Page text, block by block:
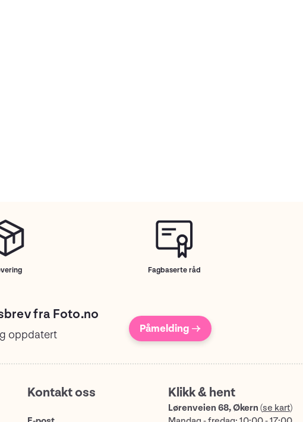
Fagbaserte råd
fra Foto.no
oppdatert Påmelding →
Kontakt oss Klikk & hent
Lørenveien 68, Økern (se kart)